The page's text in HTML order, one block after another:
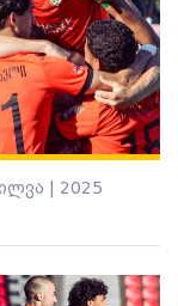
| 2025